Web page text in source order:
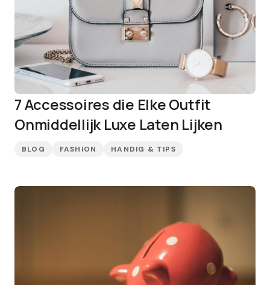
7 Accessoires die Elke Outfit
Onmiddellijk Luxe Laten Lijken
BLOG FASHION HANDIG & TIPS